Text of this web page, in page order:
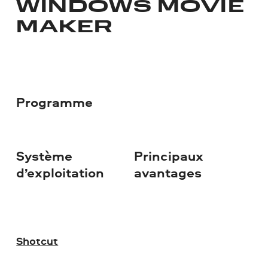
WINDOWS MOVIE
MAKER
Programme
Système
d’exploitation
Principaux
avantages
Shotcut